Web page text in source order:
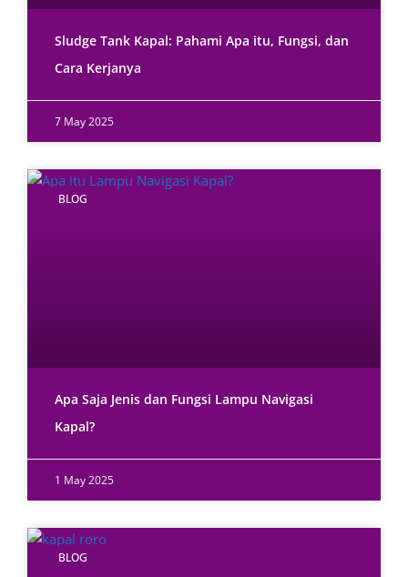
Sludge Tank Kapal: Pahami Apa itu, Fungsi, dan
Cara Kerjanya
7 May 2025
BLOG
Apa Saja Jenis dan Fungsi Lampu Navigasi
Kapal?
1 May 2025
BLOG